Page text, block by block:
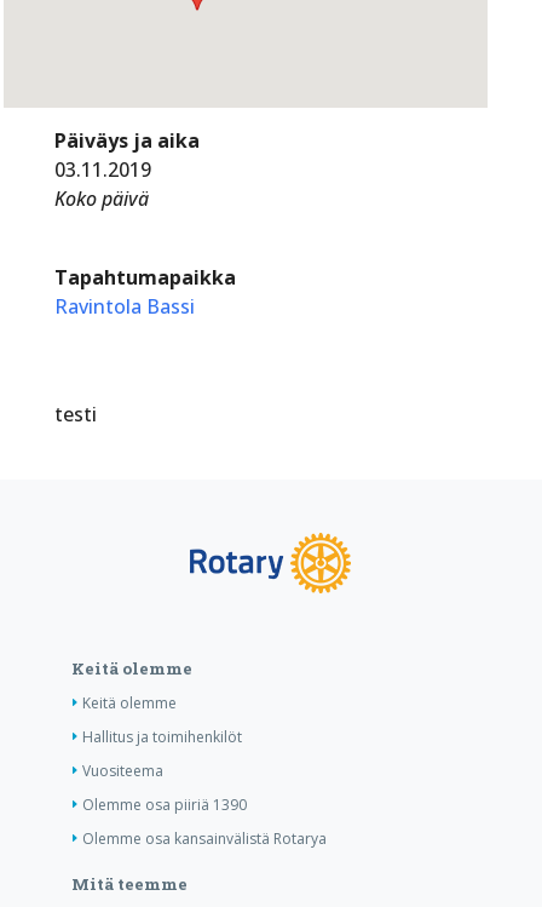
Päiväys ja aika
03.11.2019
Koko päivä
Tapahtumapaikka
Ravintola Bassi
testi
Keitä olemme
Keitä olemme
Hallitus ja toimihenkilöt
Vuositeema
Olemme osa piiriä 1390
Olemme osa kansainvälistä Rotarya
Mitä teemme